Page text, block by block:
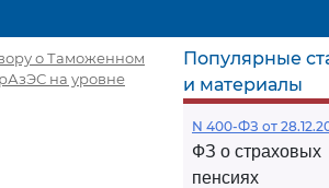
о Таможенном
на уровне
Популярные
и материалы
N 400-ФЗ от
ФЗ о страховых
пенсиях